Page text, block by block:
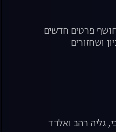
ותהליכי קבלת ההחלטות במבצע השמדת הכור הסורי ב-2007. הסרט חושף פרטים חדשים
ושחזורים
ודמויות
גליה רהב ואלדד